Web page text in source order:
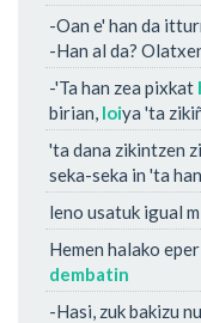
-Oan e' han da
-Han al da?
-'Ta han zea pixkat
birian, loiya 'ta
'ta dana zikintzen
seka-seka in 'ta
leno usatuk igual
Hemen halako
dembatin
-Hasi, zuk bakizu